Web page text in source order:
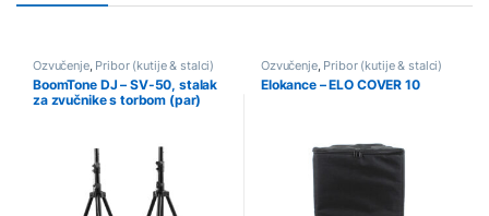
Ozvučenje, Pribor (kutije & stalci)
BoomTone DJ – SV-50, stalak
za zvučnike s torbom (par)
Ozvučenje, Pribor (kutije & stalci)
Elokance – ELO COVER 10